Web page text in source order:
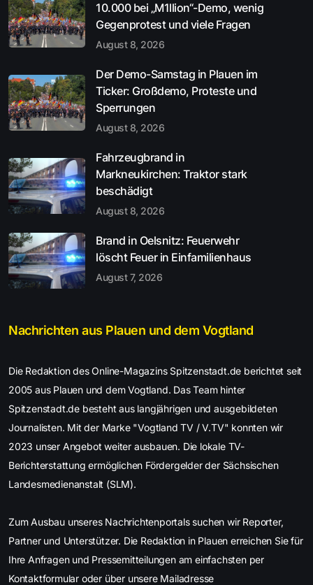
10.000 bei „M1llion“-Demo, wenig
Gegenprotest und viele Fragen
August 8, 2026
Der Demo-Samstag in Plauen im
Ticker: Großdemo, Proteste und
Sperrungen
August 8, 2026
Fahrzeugbrand in
Markneukirchen: Traktor stark
beschädigt
August 8, 2026
Brand in Oelsnitz: Feuerwehr
löscht Feuer in Einfamilienhaus
August 7, 2026
Nachrichten aus Plauen und dem Vogtland
Die Redaktion des Online-Magazins Spitzenstadt.de berichtet seit
2005 aus Plauen und dem Vogtland. Das Team hinter
Spitzenstadt.de besteht aus langjährigen und ausgebildeten
Journalisten. Mit der Marke "Vogtland TV / V.TV" konnten wir
2023 unser Angebot weiter ausbauen. Die lokale TV-
Berichterstattung ermöglichen Fördergelder der Sächsischen
Landesmedienanstalt (SLM).
Zum Ausbau unseres Nachrichtenportals suchen wir Reporter,
Partner und Unterstützer. Die Redaktion in Plauen erreichen Sie für
Ihre Anfragen und Pressemitteilungen am einfachsten per
Kontaktformular oder über unsere Mailadresse